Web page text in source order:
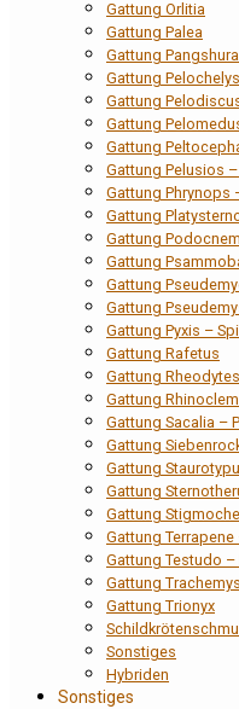
Gattung Orlitia
Gattung Palea
Gattung
Gattung
Gattung
Gattung
Gattung
Gattung Pelusios
Gattung Phrynops
Gattung
Gattung
Gattung
Gattung
Gattung
Gattung Pyxis –
Gattung Rafetus
Gattung Rheodytes
Gattung
Gattung Sacalia –
Gattung
Gattung
Gattung
Gattung
Gattung
Gattung Testudo
Gattung
Gattung Trionyx
Sonstiges
Hybriden
Sonstiges